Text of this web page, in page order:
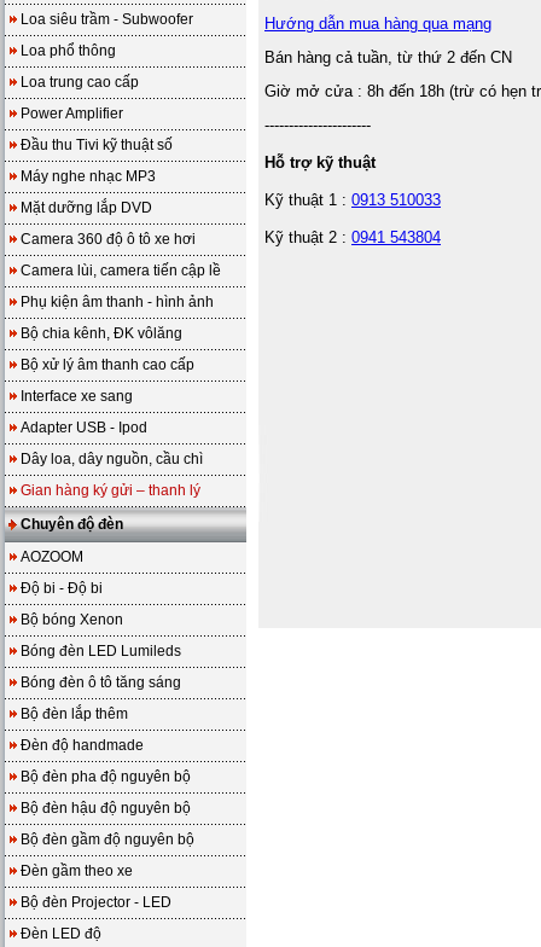
Loa siêu trầm - Subwoofer
Loa phổ thông
Loa trung cao cấp
Power Amplifier
Đầu thu Tivi kỹ thuật số
Máy nghe nhạc MP3
Mặt dưỡng lắp DVD
Camera 360 độ ô tô xe hơi
Camera lùi, camera tiến cập lề
Phụ kiện âm thanh - hình ảnh
Bộ chia kênh, ĐK vôlăng
Bộ xử lý âm thanh cao cấp
Interface xe sang
Adapter USB - Ipod
Dây loa, dây nguồn, cầu chì
Gian hàng ký gửi – thanh lý
Chuyên độ đèn
AOZOOM
Độ bi - Độ bi
Bộ bóng Xenon
Bóng đèn LED Lumileds
Bóng đèn ô tô tăng sáng
Bộ đèn lắp thêm
Đèn độ handmade
Bộ đèn pha độ nguyên bộ
Bộ đèn hậu độ nguyên bộ
Bộ đèn gầm độ nguyên bộ
Đèn gầm theo xe
Bộ đèn Projector - LED
Đèn LED độ
Hướng dẫn mua hàng qua mạng
Bán hàng cả tuần, từ thứ 2 đến CN
Giờ mở cửa : 8h đến 18h (trừ có hẹn
----------------------
Hỗ trợ kỹ thuật
Kỹ thuật 1 : 0913 510033
Kỹ thuật 2 : 0941 543804